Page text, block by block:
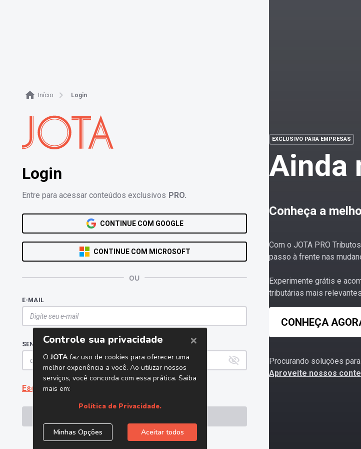
Início Login
Login
Entre para acessar conteúdos exclusivos PRO.
CONTINUE COM GOOGLE
CONTINUE COM MICROSOFT
OU
E-MAIL
SENHA
Esqueceu a senha?
EXCLUSIVO PARA EMPRESAS
Ainda
Conheça a
Com o JOTA PRO
passo à frente nas
Experimente grátis e
tributárias mais
CONHEÇA
Procurando soluções
Aproveite nossos